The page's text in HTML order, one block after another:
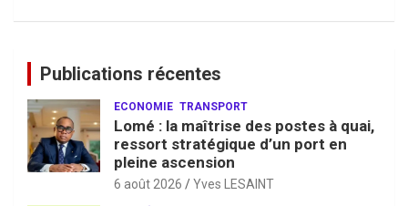
Publications récentes
ECONOMIE TRANSPORT
Lomé : la maîtrise des postes à quai,
ressort stratégique d’un port en
pleine ascension
6 août 2026 Yves LESAINT